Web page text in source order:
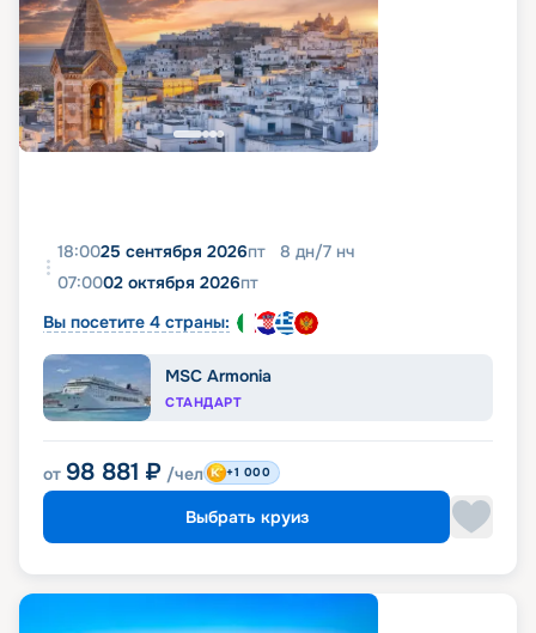
18:0025 сентября 2026пт 8 дн/7 нч
07:0002 октября 2026пт
Вы посетите 4 страны:
MSC Armonia
СТАНДАРТ
от 98 881 ₽ /чел +1 000
Выбрать круиз